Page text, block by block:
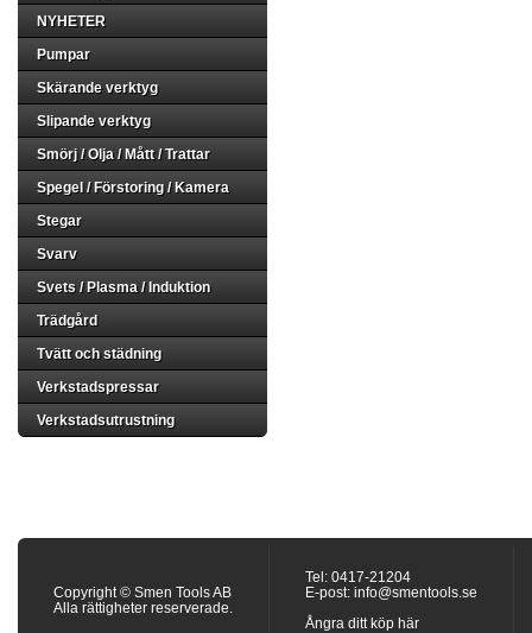
NYHETER
Pumpar
Skärande verktyg
Slipande verktyg
Smörj / Olja / Mått / Trattar
Spegel / Förstoring / Kamera
Stegar
Svarv
Svets / Plasma / Induktion
Trädgård
Tvätt och städning
Verkstadspressar
Verkstadsutrustning
Copyright © Smen Tools AB
Alla rättigheter reserverade.
Tel: 0417-21204
E-post: info@smentools.se
Ångra ditt köp här